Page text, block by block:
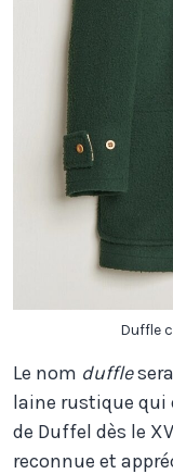
Duffle
Le nom duffle
laine rustique
de Duffel dès le
reconnue et